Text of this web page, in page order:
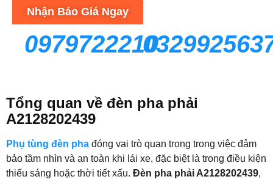
Nhận Báo Giá Ngay
0979722210
Tổng quan về đèn pha phải
A2128202439
Phụ tùng đèn pha đóng vai trò quan trọng trong việc đảm
bảo tầm nhìn và an toàn khi lái xe, đặc biệt là trong điều kiện
thiếu sáng hoặc thời tiết xấu. Đèn pha phải A2128202439,